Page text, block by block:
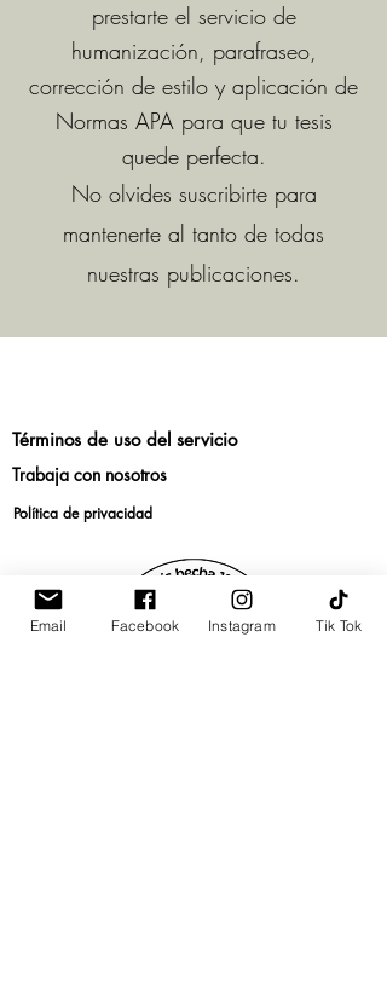
prestarte el servicio de
humanización, parafraseo,
corrección de estilo y aplicación de
Normas APA para que tu tesis
quede perfecta.
No olvides suscribirte para
mantenerte al tanto de todas
nuestras publicaciones.
Términos de uso del servicio
Trabaja con nosotros
Política de privacidad
Email Facebook Instagram Tik Tok